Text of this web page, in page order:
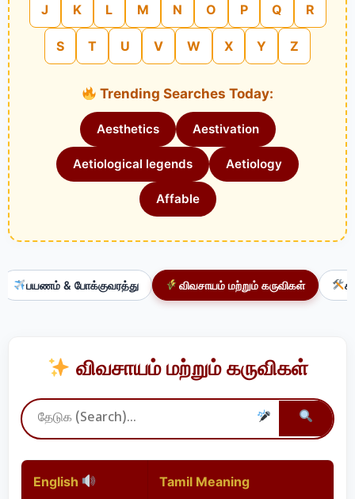
J K L M N O P Q R
S T U V W X Y Z
Trending Searches Today:
Aesthetics Aestivation
Aetiological legends Aetiology
Affable
பயணம் & போக்குவரத்து விவசாயம் மற்றும் கருவிகள்
விவசாயம் மற்றும் கருவிகள்
English Tamil Meaning